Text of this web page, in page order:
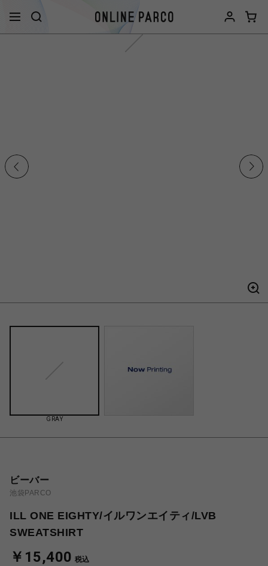
GRAY
ビーバー
池袋PARCO
ILL ONE EIGHTY/イルワンエイティ/LVB
SWEATSHIRT
￥15,400 税込